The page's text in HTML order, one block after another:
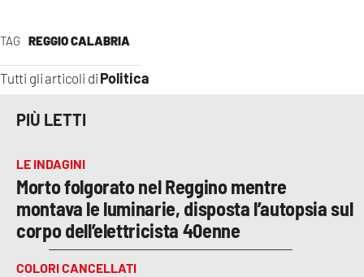
Network
LACTV.IT
LACONAIR.IT
LACITYMAG.IT
ILREGGINO.IT
COSENZACHANNEL.IT
TAG REGGIO CALABRIA
Tutti gli articoli di Politica
PIÙ LETTI
LE INDAGINI
Morto folgorato nel Reggino mentre
montava le luminarie, disposta l’autopsia sul
corpo dell’elettricista 40enne
COLORI CANCELLATI